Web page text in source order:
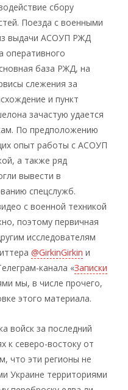
сбору
Поезда с военными
выдачи АСОУП РЖД
оперативного
база РЖД, на
слежения за
и пункт
зачастую удается
По предположению
опыт работы с АСОУП
а также ряд
вывести в
спецслужб.
с военной техникой
поэтому первичная
исследователям
@GirkinGirkin и
канала «Записки
мы, в числе прочего,
этого материала.
войск за последний
к северо-востоку от
что эти регионы не
Украине территориями